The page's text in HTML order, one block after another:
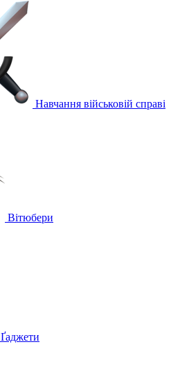
Навчання військовій справі
Вітюбери
Ґаджети